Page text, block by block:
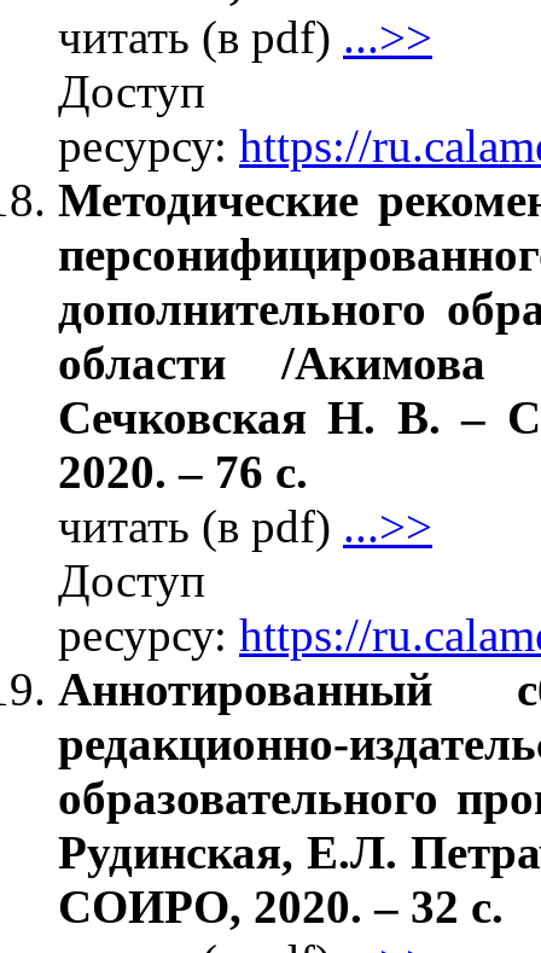
читать (в pdf) ...>>
ресурсу: https://
Методические
дополнительного
области /
Сечковская Н. В.
2020. – 76 с.
читать (в pdf) ...>>
ресурсу: https://
Аннотированный
редакционно-
образовательного
Рудинская, Е.Л.
СОИРО, 2020. – 32 с.